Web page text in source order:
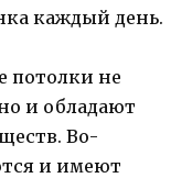
каждый день.
потолки не
и обладают
Во-
и имеют